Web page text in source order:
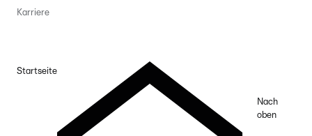
Karriere
Startseite
Nach
oben